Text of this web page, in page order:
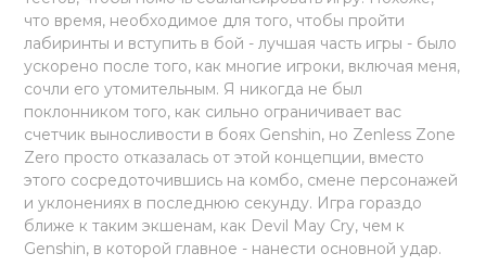
что время, необходимое для того, чтобы пройти
лабиринты и вступить в бой - лучшая часть игры - было
ускорено после того, как многие игроки, включая меня,
сочли его утомительным. Я никогда не был
поклонником того, как сильно ограничивает вас
счетчик выносливости в боях Genshin, но Zenless Zone
Zero просто отказалась от этой концепции, вместо
этого сосредоточившись на комбо, смене персонажей
и уклонениях в последнюю секунду. Игра гораздо
ближе к таким экшенам, как Devil May Cry, чем к
Genshin, в которой главное - нанести основной удар.